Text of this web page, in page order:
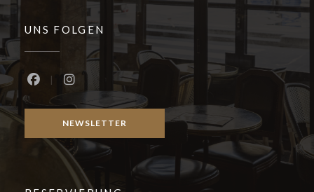
UNS FOLGEN
Facebook ((öffnet ein neues Fenster))
Instagram ((öffnet ein neues Fenster))
NEWSLETTER